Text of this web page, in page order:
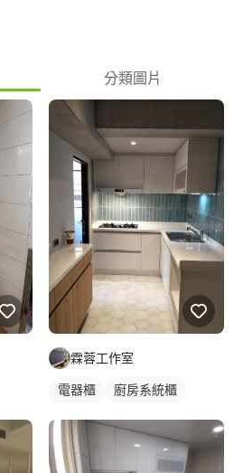
分類圖片
霖蓉工作室
電器櫃 廚房系統櫃